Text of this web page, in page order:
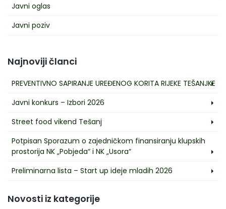
Javni oglas
Javni poziv
Najnoviji članci
PREVENTIVNO SAPIRANJE UREĐENOG KORITA RIJEKE TEŠANJKE
Javni konkurs – Izbori 2026
Street food vikend Tešanj
Potpisan Sporazum o zajedničkom finansiranju klupskih
prostorija NK „Pobjeda“ i NK „Usora“
Preliminarna lista – Start up ideje mladih 2026
Novosti iz kategorije